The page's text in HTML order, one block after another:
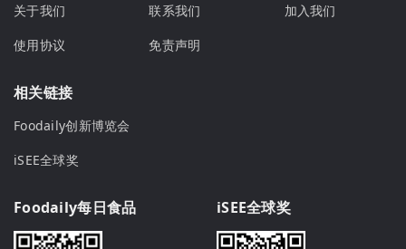
关于我们 联系我们
加入我们
使用协议
免责声明
相关链接
Foodaily创新博览会
iSEE全球奖
Foodaily每日食品 iSEE全球奖